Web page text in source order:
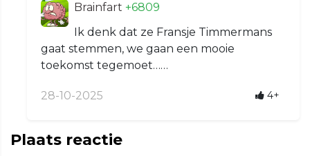
Brainfart +6809
Ik denk dat ze Fransje Timmermans
gaat stemmen, we gaan een mooie
toekomst tegemoet……
28-10-2025 4+
Plaats reactie